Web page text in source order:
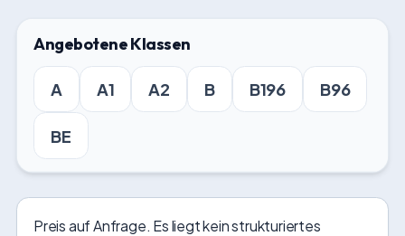
Angebotene Klassen
A A1 A2 B B196 B96
BE
Preis auf Anfrage. Es liegt kein strukturiertes